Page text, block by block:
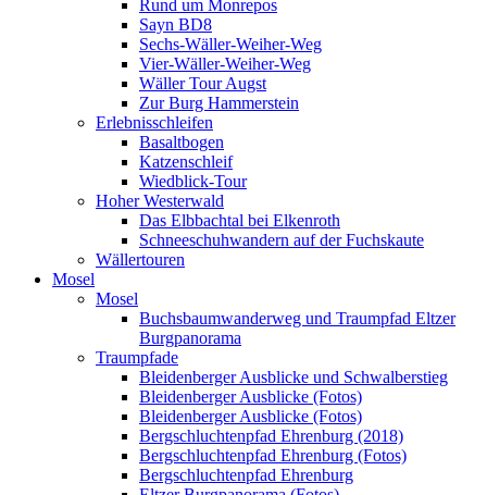
Rund um Monrepos
Sayn BD8
Sechs-Wäller-Weiher-Weg
Vier-Wäller-Weiher-Weg
Wäller Tour Augst
Zur Burg Hammerstein
Erlebnisschleifen
Basaltbogen
Katzenschleif
Wiedblick-Tour
Hoher Westerwald
Das Elbbachtal bei Elkenroth
Schneeschuhwandern auf der Fuchskaute
Wällertouren
Mosel
Mosel
Buchsbaumwanderweg und Traumpfad Eltzer
Burgpanorama
Traumpfade
Bleidenberger Ausblicke und Schwalberstieg
Bleidenberger Ausblicke (Fotos)
Bleidenberger Ausblicke (Fotos)
Bergschluchtenpfad Ehrenburg (2018)
Bergschluchtenpfad Ehrenburg (Fotos)
Bergschluchtenpfad Ehrenburg